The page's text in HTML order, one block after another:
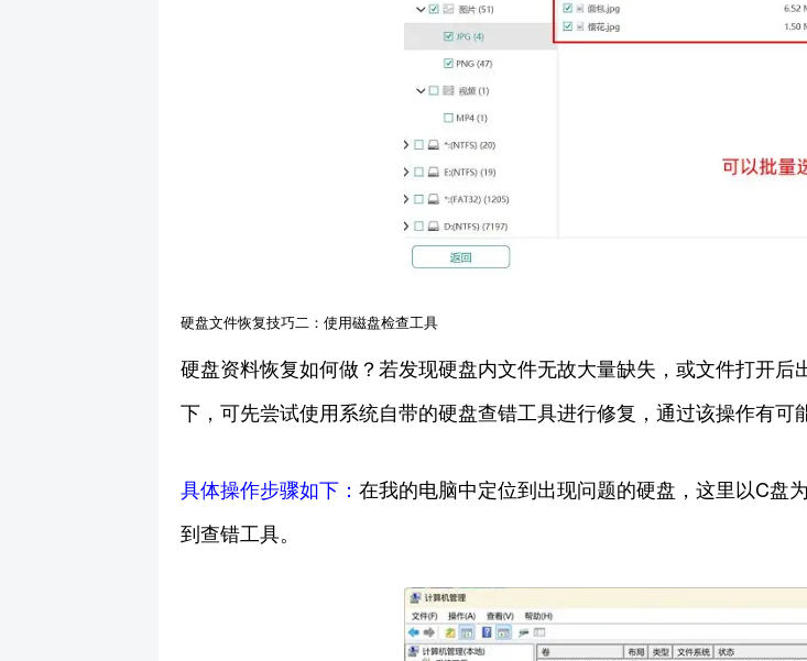
硬盘文件恢复技巧二：使用磁盘检查工具
硬盘资料恢复如何做？若发现硬盘内文件无故大量缺失，或文件打开
下，可先尝试使用系统自带的硬盘查错工具进行修复，通过该操作有可
具体操作步骤如下：在我的电脑中定位到出现问题的硬盘，这里以C盘
到查错工具。